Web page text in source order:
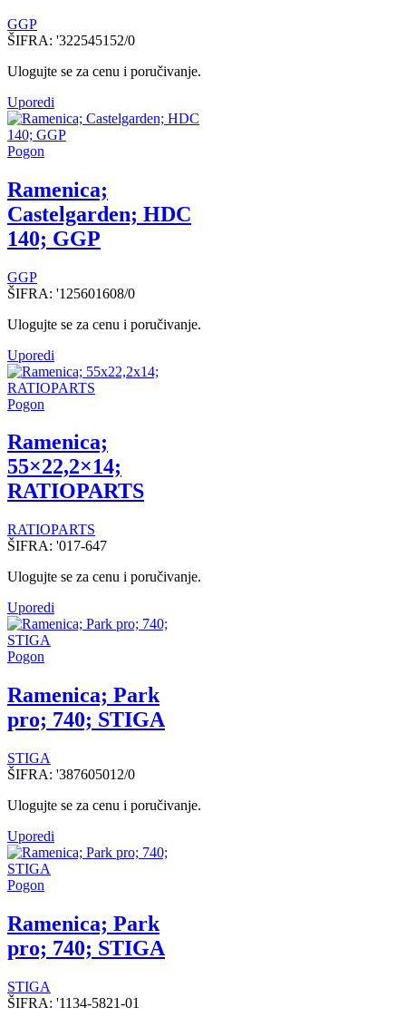
GGP
ŠIFRA: '322545152/0
Ulogujte se za cenu i poručivanje.
Uporedi
Pogon
Ramenica;
Castelgarden; HDC
140; GGP
GGP
ŠIFRA: '125601608/0
Ulogujte se za cenu i poručivanje.
Uporedi
Pogon
Ramenica;
55×22,2×14;
RATIOPARTS
RATIOPARTS
ŠIFRA: '017-647
Ulogujte se za cenu i poručivanje.
Uporedi
Pogon
Ramenica; Park
pro; 740; STIGA
STIGA
ŠIFRA: '387605012/0
Ulogujte se za cenu i poručivanje.
Uporedi
Pogon
Ramenica; Park
pro; 740; STIGA
STIGA
ŠIFRA: '1134-5821-01